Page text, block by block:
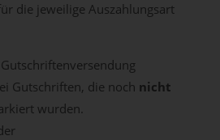
die jeweilige Auszahlungsart
Gutschriften, die noch nicht
wurden.